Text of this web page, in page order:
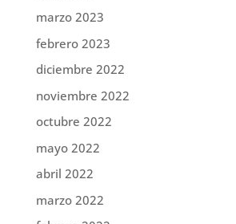
marzo 2023
febrero 2023
diciembre 2022
noviembre 2022
octubre 2022
mayo 2022
abril 2022
marzo 2022